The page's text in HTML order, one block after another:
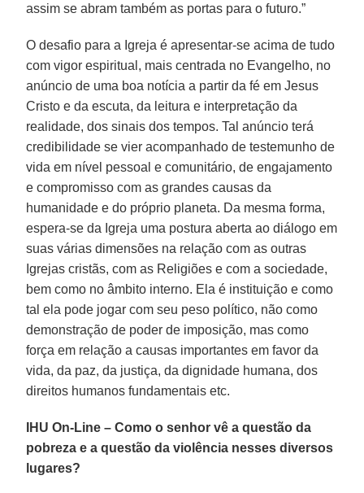
assim se abram também as portas para o futuro.”
O desafio para a Igreja é apresentar-se acima de tudo
com vigor espiritual, mais centrada no Evangelho, no
anúncio de uma boa notícia a partir da fé em Jesus
Cristo e da escuta, da leitura e interpretação da
realidade, dos sinais dos tempos. Tal anúncio terá
credibilidade se vier acompanhado de testemunho de
vida em nível pessoal e comunitário, de engajamento
e compromisso com as grandes causas da
humanidade e do próprio planeta. Da mesma forma,
espera-se da Igreja uma postura aberta ao diálogo em
suas várias dimensões na relação com as outras
Igrejas cristãs, com as Religiões e com a sociedade,
bem como no âmbito interno. Ela é instituição e como
tal ela pode jogar com seu peso político, não como
demonstração de poder de imposição, mas como
força em relação a causas importantes em favor da
vida, da paz, da justiça, da dignidade humana, dos
direitos humanos fundamentais etc.
IHU On-Line – Como o senhor vê a questão da
pobreza e a questão da violência nesses diversos
lugares?